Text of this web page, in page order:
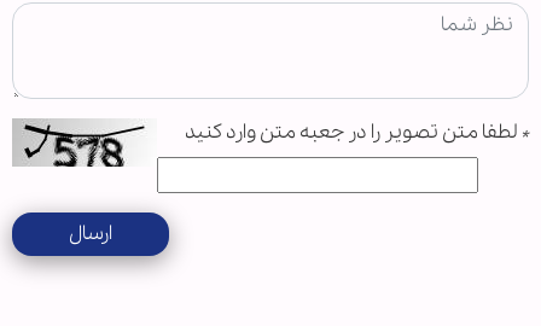
* لطفا متن تصویر را در جعبه متن وارد کنید
ارسال